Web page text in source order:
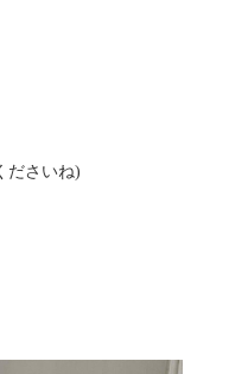
ださいね)